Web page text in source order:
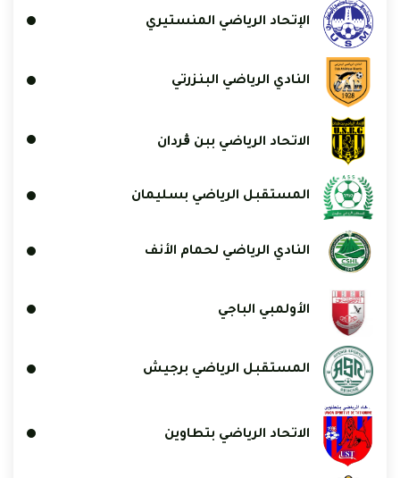
الإتحاد الرياضي المنستيري
النادي الرياضي البنزرتي
الاتحاد الرياضي ببن ڨردان
المستقبل الرياضي بسليمان
النادي الرياضي لحمام الأنف
الأولمبي الباجي
المستقبل الرياضي برجيش
الاتحاد الرياضي بتطاوين